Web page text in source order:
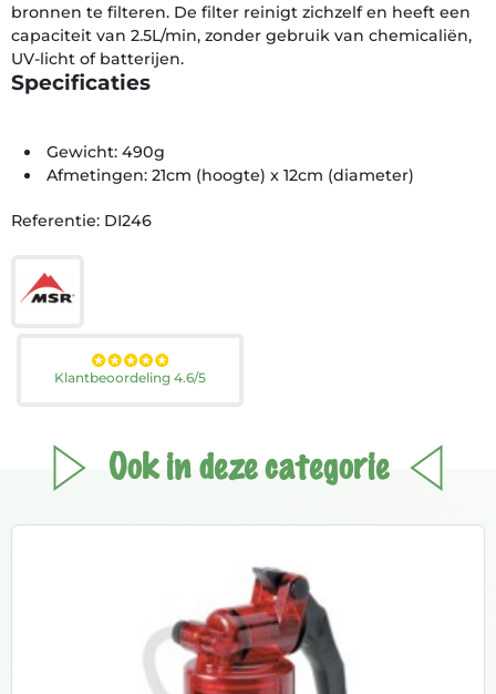
bronnen te filteren. De filter reinigt zichzelf en heeft een
capaciteit van 2.5L/min, zonder gebruik van chemicaliën,
UV-licht of batterijen.
Specificaties
Gewicht: 490g
Afmetingen: 21cm (hoogte) x 12cm (diameter)
Referentie: DI246
Klantbeoordeling 4.6/5
Ook in deze categorie